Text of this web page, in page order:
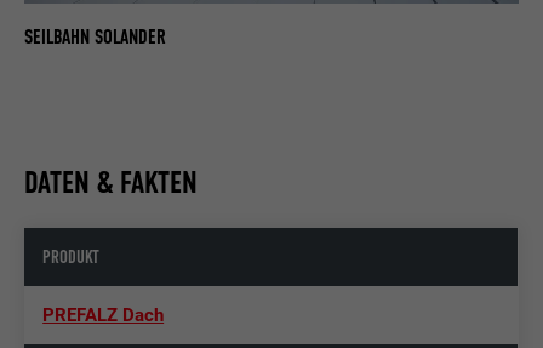
SEILBAHN SOLANDER
DATEN & FAKTEN
PRODUKT
PREFALZ Dach